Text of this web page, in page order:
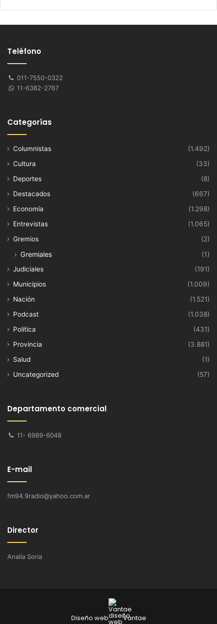
Teléfono
011-7550-0322
11-6382-2767
Categorías
Columnistas
(1.492)
Cultura
(33)
Deportes
(8)
Destacados
(667)
Economía
(1.298)
Entrevistas
(1.065)
Gremios
(2)
Gremiales (1)
Judiciales
(191)
Municipios
(1.009)
Nación
(1.521)
Podcast
(1.038)
Política
(431)
Provincia
(3.881)
Salud
(1)
Uncategorized
(57)
Departamento comercial
11- 6989-6048
E-mail
fm94.9radio@yahoo.com.ar
Director
Analía Soria
Diseño web Vantae